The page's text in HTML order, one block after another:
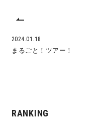
2024.01.18
まるごと！ツアー！
RANKING